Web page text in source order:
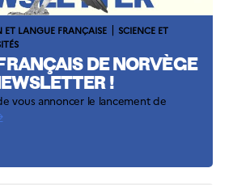
ET LANGUE FRANÇAISE | SCIENCE ET
DE NORVÈGE
!
vous annoncer le lancement de